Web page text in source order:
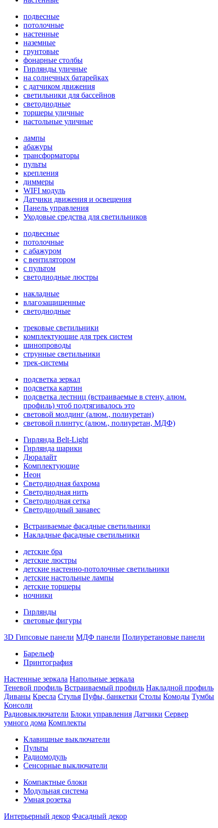
подвесные
потолочные
настенные
наземные
грунтовые
фонарные столбы
Гирлянды уличные
на солнечных батарейках
с датчиком движения
светильники для бассейнов
светодиодные
торшеры уличные
настольные уличные
лампы
абажуры
трансформаторы
пульты
крепления
диммеры
WIFI модуль
Датчики движения и освещения
Панель управления
Уходовые средства для светильников
подвесные
потолочные
с абажуром
с вентилятором
с пультом
светодиодные люстры
накладные
влагозащищенные
светодиодные
трековые светильники
комплектующие для трек систем
шинопроводы
струнные светильники
трек-системы
подсветка зеркал
подсветка картин
подсветка лестниц (встраиваемые в стену, алюм.
профиль) чтоб подтягивалось это
световой молдинг (алюм., полиуретан)
световой плинтус (алюм., полиуретан, МДФ)
Гирлянда Belt-Light
Гирлянда шарики
Дюралайт
Комплектующие
Неон
Светодиодная бахрома
Светодиодная нить
Светодиодная сетка
Светодиодный занавес
Встраиваемые фасадные светильники
Накладные фасадные светильники
детские бра
детские люстры
детские настенно-потолочные светильники
детские настольные лампы
детские торшеры
ночники
Гирлянды
световые фигуры
3D Гипсовые панели МДФ панели Полиуретановые панели
Барельеф
Принтография
Настенные зеркала Напольные зеркала
Теневой профиль Встраиваемый профиль Накладной профиль
Диваны Кресла Стулья Пуфы, банкетки Столы Комоды Тумбы
Консоли
Радиовыключатели Блоки управления Датчики Сервер
умного дома Комплекты
Клавишные выключатели
Пульты
Радиомодуль
Сенсорные выключатели
Компактные блоки
Модульная система
Умная розетка
Интерьерный декор Фасадный декор